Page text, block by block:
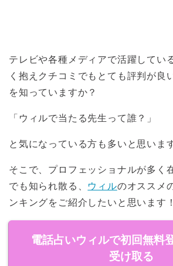
テレビや各種メディアで活躍してい
く抱えクチコミでもとても評判が良
を知っていますか？
「ウィルで当たる先生って誰？」
と気になっている方も多いと思いま
そこで、プロフェッショナルが多く
でも知られ散る、 ウィルのオススメ
ンキングをご紹介したいと思います！
電話占いウィルで初回無料
受け取る